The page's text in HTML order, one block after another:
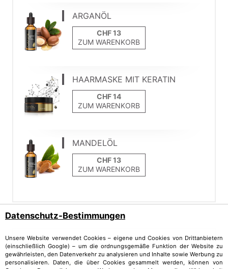
ARGANÖL
ZUM WARENKORB
HAARMASKE MIT KERATIN
ZUM WARENKORB
MANDELÖL
ZUM WARENKORB
Tags
Datenschutz-Bestimmungen
Unsere Website verwendet Cookies – eigene und Cookies von Drittanbietern
(einschließlich Google) – um die ordnungsgemäße Funktion der Website zu
gewährleisten, den Datenverkehr zu analysieren und Inhalte sowie Werbung zu
personalisieren. Daten, die über Cookies gesammelt werden, können von